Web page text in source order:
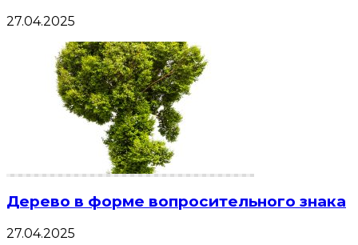
27.04.2025
Дерево в форме вопросительного знака
27.04.2025